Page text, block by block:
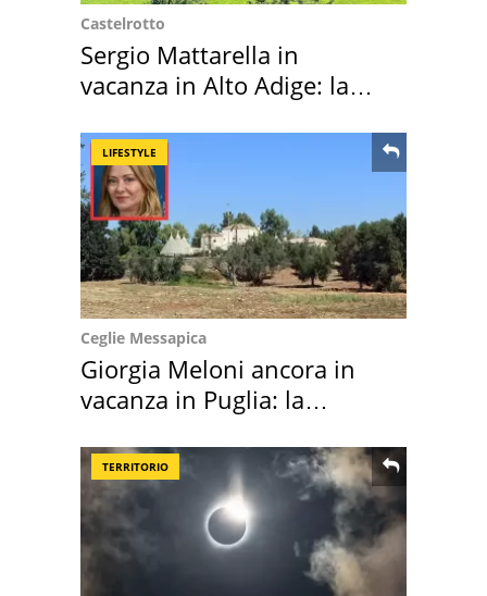
Castelrotto
Sergio Mattarella in
vacanza in Alto Adige: la
LIFESTYLE
Ceglie Messapica
Giorgia Meloni ancora in
vacanza in Puglia: la
TERRITORIO